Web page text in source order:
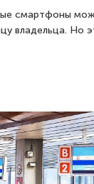
смартфоны
владельца. Но